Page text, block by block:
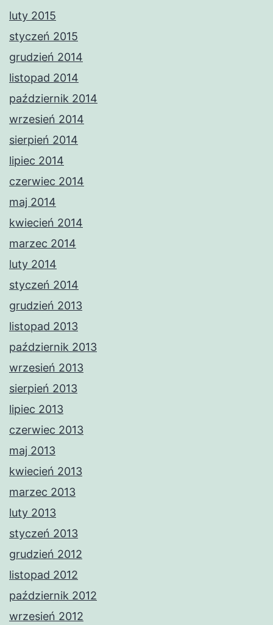
luty 2015
styczeń 2015
grudzień 2014
listopad 2014
październik 2014
wrzesień 2014
sierpień 2014
lipiec 2014
czerwiec 2014
maj 2014
kwiecień 2014
marzec 2014
luty 2014
styczeń 2014
grudzień 2013
listopad 2013
październik 2013
wrzesień 2013
sierpień 2013
lipiec 2013
czerwiec 2013
maj 2013
kwiecień 2013
marzec 2013
luty 2013
styczeń 2013
grudzień 2012
listopad 2012
październik 2012
wrzesień 2012